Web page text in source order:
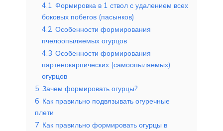
4.1 Формировка в 1 ствол с удалением всех
боковых побегов (пасынков)
4.2 Особенности формирования
пчелоопыляемых огурцов
4.3 Особенности формирования
партенокарпических (самоопыляемых)
огурцов
5 Зачем формировать огурцы?
6 Как правильно подвязывать огуречные
плети
7 Как правильно формировать огурцы в